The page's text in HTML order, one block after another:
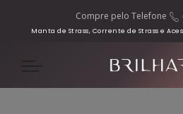
Compre pelo Telefone
Manta de Strass, Corrente de Strass e